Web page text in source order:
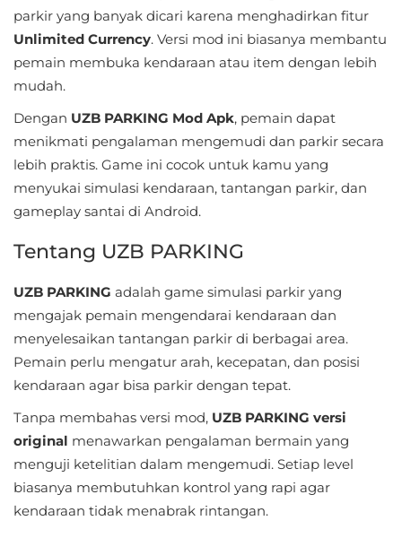
Puzzle
Racing
Role
Sandbox
Sports
Standalone
Driven
Strategi
Trivia
parkir yang banyak dicari karena menghadirkan fitur
Unlimited Currency. Versi mod ini biasanya membantu
pemain membuka kendaraan atau item dengan lebih
mudah.
Dengan UZB PARKING Mod Apk, pemain dapat
menikmati pengalaman mengemudi dan parkir secara
lebih praktis. Game ini cocok untuk kamu yang
menyukai simulasi kendaraan, tantangan parkir, dan
gameplay santai di Android.
Tentang UZB PARKING
UZB PARKING adalah game simulasi parkir yang
mengajak pemain mengendarai kendaraan dan
menyelesaikan tantangan parkir di berbagai area.
Pemain perlu mengatur arah, kecepatan, dan posisi
kendaraan agar bisa parkir dengan tepat.
Tanpa membahas versi mod, UZB PARKING versi
original menawarkan pengalaman bermain yang
menguji ketelitian dalam mengemudi. Setiap level
biasanya membutuhkan kontrol yang rapi agar
kendaraan tidak menabrak rintangan.